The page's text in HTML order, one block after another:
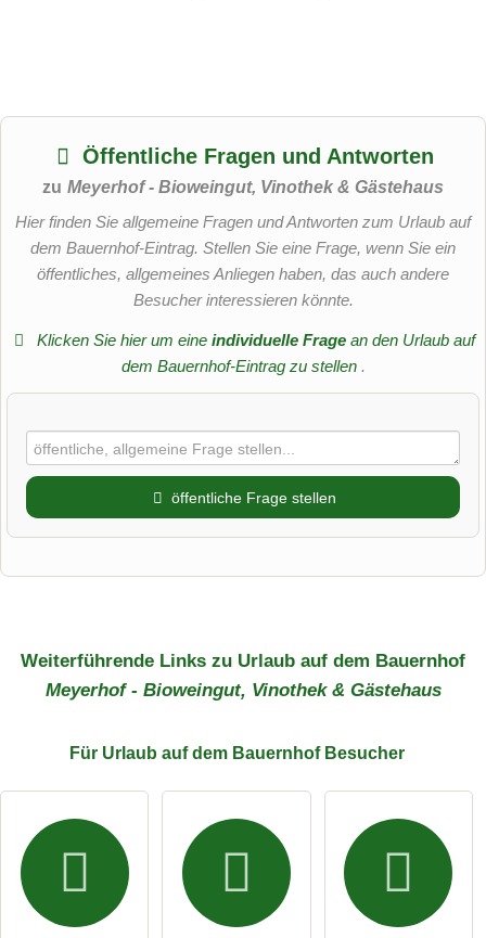
Öffentliche Fragen und Antworten
zu Meyerhof - Bioweingut, Vinothek & Gästehaus
Hier finden Sie allgemeine Fragen und Antworten zum Urlaub auf
dem Bauernhof-Eintrag. Stellen Sie eine Frage, wenn Sie ein
öffentliches, allgemeines Anliegen haben, das auch andere
Besucher interessieren könnte.
Klicken Sie hier um eine individuelle Fragean den Urlaub auf
dem Bauernhof-Eintrag zu stellen .
öffentliche Frage stellen
Hiermit akzeptiere ich die .
Die Datenschutzerklärunghabe ich zur Kenntnis genommen.
Weiterführende Links zu Urlaub auf dem Bauernhof
Meyerhof - Bioweingut, Vinothek & Gästehaus
Für Urlaub auf dem Bauernhof Besucher